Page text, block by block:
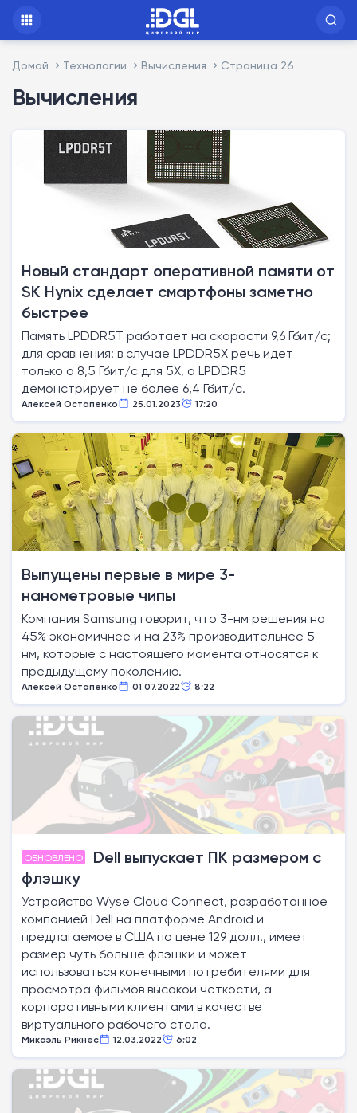
Домой Технологии Вычисления Страница 26
Вычисления
Новый стандарт оперативной памяти от
SK Hynix сделает смартфоны заметно
быстрее
Память LPDDR5T работает на скорости 9,6 Гбит/с;
для сравнения: в случае LPDDR5X речь идет
только о 8,5 Гбит/с для 5X, а LPDDR5
демонстрирует не более 6,4 Гбит/с.
Алексей Остапенко 25.01.2023 17:20
Выпущены первые в мире 3-
нанометровые чипы
Компания Samsung говорит, что 3-нм решения на
45% экономичнее и на 23% производительнее 5-
нм, которые с настоящего момента относятся к
предыдущему поколению.
Алексей Остапенко 01.07.2022 8:22
ОБНОВЛЕНО
Dell выпускает ПК размером с
флэшку
Устройство Wyse Cloud Connect, разработанное
компанией Dell на платформе Android и
предлагаемое в США по цене 129 долл., имеет
размер чуть больше флэшки и может
использоваться конечными потребителями для
просмотра фильмов высокой четкости, а
корпоративными клиентами в качестве
виртуального рабочего стола.
Микаэль Рикнес 12.03.2022 6:02